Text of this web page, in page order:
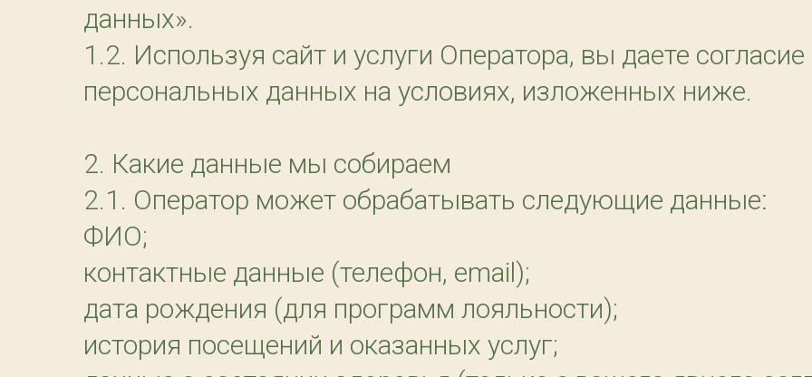
данных».
1.2. Используя сайт и услуги Оператора, вы даете
персональных данных на условиях, изложенных ниже.
2. Какие данные мы собираем
2.1. Оператор может обрабатывать следующие данные:
ФИО;
контактные данные (телефон, email);
дата рождения (для программ лояльности);
история посещений и оказанных услуг;